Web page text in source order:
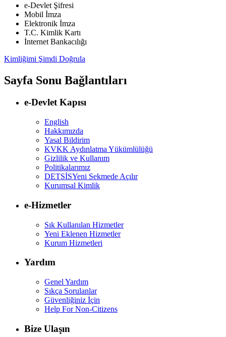
e-Devlet Şifresi
Mobil İmza
Elektronik İmza
T.C. Kimlik Kartı
İnternet Bankacılığı
Kimliğimi Şimdi Doğrula
Sayfa Sonu Bağlantıları
e-Devlet Kapısı
English
Hakkımızda
Yasal Bildirim
KVKK Aydınlatma Yükümlülüğü
Gizlilik ve Kullanım
Politikalarımız
DETSİSYeni Sekmede Açılır
Kurumsal Kimlik
e-Hizmetler
Sık Kullanılan Hizmetler
Yeni Eklenen Hizmetler
Kurum Hizmetleri
Yardım
Genel Yardım
Sıkça Sorulanlar
Güvenliğiniz İçin
Help For Non-Citizens
Bize Ulaşın